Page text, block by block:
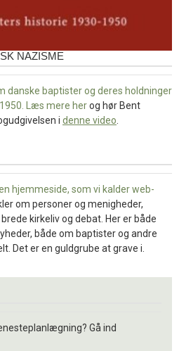
NAZISME
danske baptister og deres holdninger
Læs mere herog hør Bent
i denne video
hjemmeside, som vi kalder web-
om personer og menigheder,
kirkeliv og debat. Her er både
både om baptister og andre
Det er en guldgrube at grave i.
Gå ind